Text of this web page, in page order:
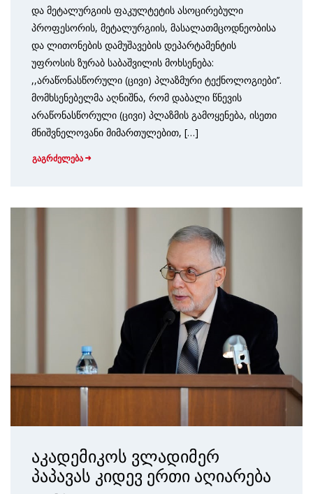
და მეტალურგიის ფაკულტეტის ასოცირებული
პროფესორის, მეტალურგიის, მასალათმცოდნეობისა
და ლითონების დამუშავების დეპარტამენტის
უფროსის ზურაბ საბაშვილის მოხსენება:
,,არაწონასწორული (ცივი) პლაზმური ტექნოლოგიები’’.
მომხსენებელმა აღნიშნა, რომ დაბალი წნევის
არაწონასწორული (ცივი) პლაზმის გამოყენება, ისეთი
მნიშვნელოვანი მიმართულებით, […]
გაგრძელება
აკადემიკოს ვლადიმერ
პაპავას კიდევ ერთი აღიარება